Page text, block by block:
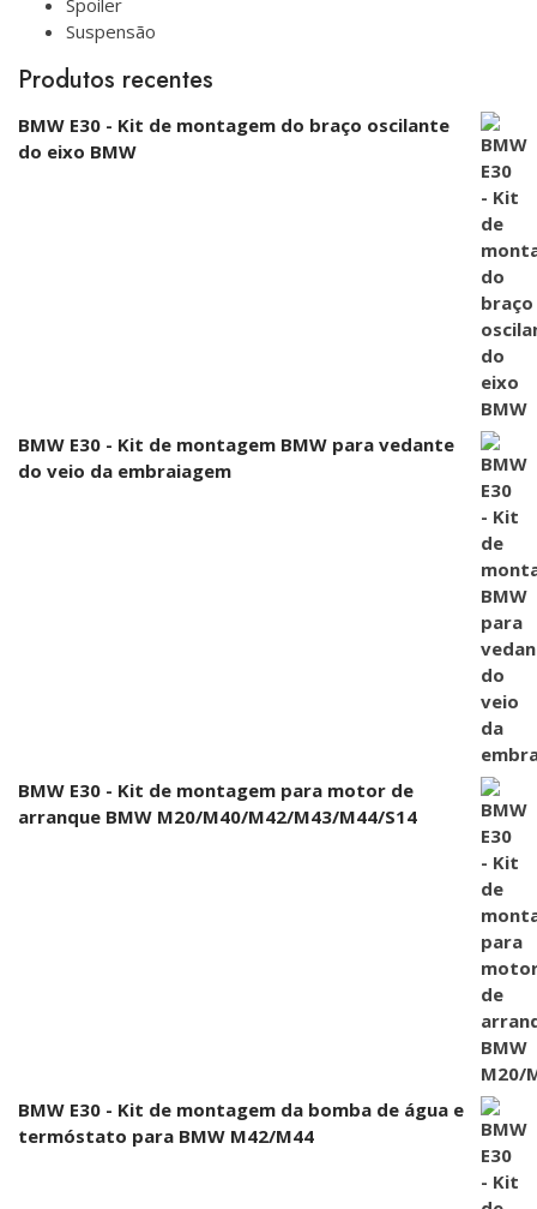
Spoiler
Suspensão
Produtos recentes
BMW E30 - Kit de montagem do braço oscilante
do eixo BMW
BMW E30 - Kit de montagem BMW para vedante
do veio da embraiagem
BMW E30 - Kit de montagem para motor de
arranque BMW M20/M40/M42/M43/M44/S14
BMW E30 - Kit de montagem da bomba de água e
termóstato para BMW M42/M44